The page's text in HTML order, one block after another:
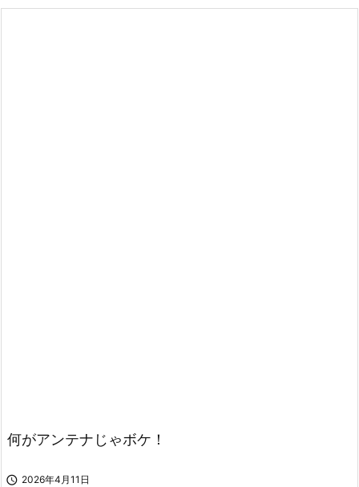
何がアンテナじゃボケ！
 2026年4月11日